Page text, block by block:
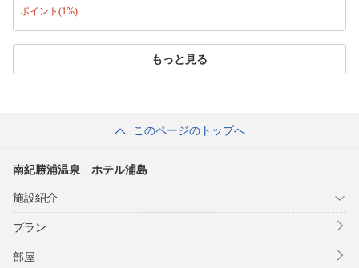
ポイント(1%)
もっと見る
このページのトップへ
南紀勝浦温泉 ホテル浦島
施設紹介
プラン
部屋